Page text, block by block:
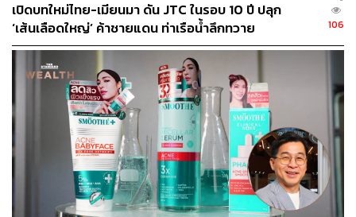
TikTok ไล่จี้ Meta ด้วยการโต 61%
ด้านการแข่งขันระดับแพลตฟอร์ม Meta (Facebook และ
Instagram) ยังคงเป็นผู้นำด้วยเม็ดเงิน 8,493 ล้านบาท หรือ
26% ของตลาด แต่เริ่มส่งสัญญาณชะลอ หดลง 3% เทียบปี
ก่อน และคาดว่าจะลดต่ออีก 2% เหลือ 8,289 ล้านบาทในปี
2569
ขณะที่ TikTok สร้างปรากฏการณ์ด้วยอัตราเติบโต 61% ในปี
เปิดบทใหม่ไทย-เมียนมา ดัน JTC ในรอบ 10 ปี ปลุก
‘เส้นเลือดใหญ่’ ค้าชายแดน ท่าเรือน้ำลึกทวาย
106